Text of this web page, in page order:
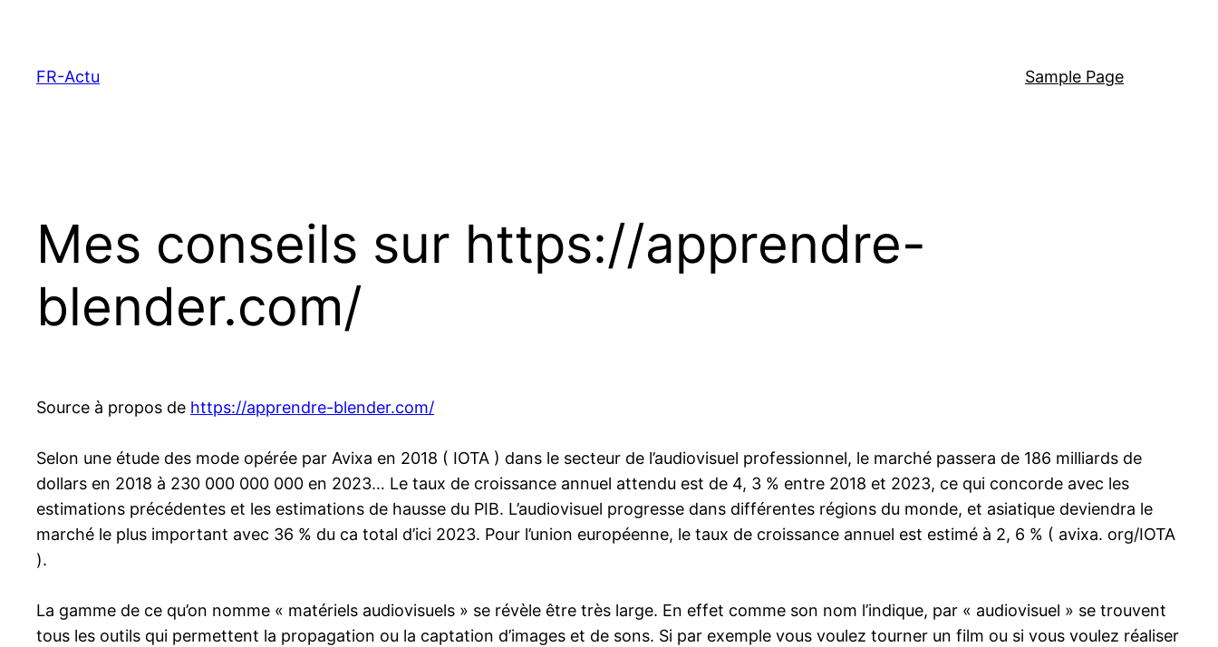
contenu
FR-Actu Sample Page
Mes conseils sur https://apprendre-
blender.com/
Source à propos de https://apprendre-blender.com/
Selon une étude des mode opérée par Avixa en 2018 ( IOTA ) dans le secteur de l’audiovisuel professionnel, le marché passera de 186 milliards de
dollars en 2018 à 230 000 000 000 en 2023… Le taux de croissance annuel attendu est de 4, 3 % entre 2018 et 2023, ce qui concorde avec les
estimations précédentes et les estimations de hausse du PIB. L’audiovisuel progresse dans différentes régions du monde, et asiatique deviendra le
marché le plus important avec 36 % du ca total d’ici 2023. Pour l’union européenne, le taux de croissance annuel est estimé à 2, 6 % ( avixa. org/IOTA
).
La gamme de ce qu’on nomme « matériels audiovisuels » se révèle être très large. En effet comme son nom l’indique, par « audiovisuel » se trouvent
tous les outils qui permettent la propagation ou la captation d’images et de sons. Si par exemple vous voulez tourner un film ou si vous voulez réaliser